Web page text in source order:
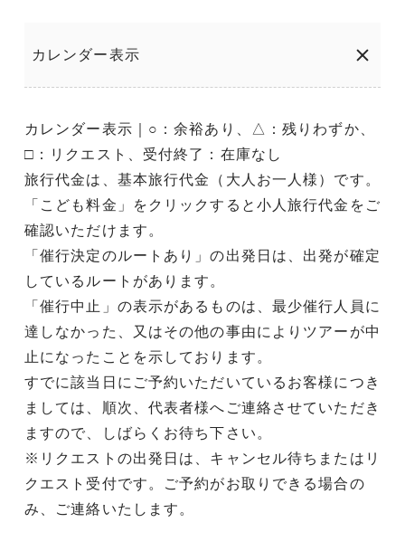
カレンダー表示
カレンダー表示｜○：余裕あり、△：残りわずか、
□：リクエスト、受付終了：在庫なし
旅行代金は、基本旅行代金（大人お一人様）です。
「こども料金」をクリックすると小人旅行代金をご
確認いただけます。
「催行決定のルートあり」の出発日は、出発が確定
しているルートがあります。
「催行中止」の表示があるものは、最少催行人員に
達しなかった、又はその他の事由によりツアーが中
止になったことを示しております。
すでに該当日にご予約いただいているお客様につき
ましては、順次、代表者様へご連絡させていただき
ますので、しばらくお待ち下さい。
※リクエストの出発日は、キャンセル待ちまたはリ
クエスト受付です。ご予約がお取りできる場合の
み、ご連絡いたします。